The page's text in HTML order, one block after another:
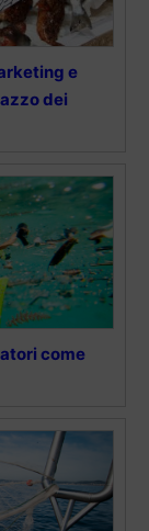
e
dei
come